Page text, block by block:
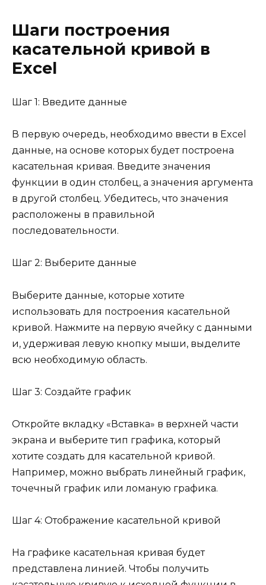
Шаги построения
касательной кривой в
Excel
Шаг 1: Введите данные
В первую очередь, необходимо ввести в Excel
данные, на основе которых будет построена
касательная кривая. Введите значения
функции в один столбец, а значения аргумента
в другой столбец. Убедитесь, что значения
расположены в правильной
последовательности.
Шаг 2: Выберите данные
Выберите данные, которые хотите
использовать для построения касательной
кривой. Нажмите на первую ячейку с данными
и, удерживая левую кнопку мыши, выделите
всю необходимую область.
Шаг 3: Создайте график
Откройте вкладку «Вставка» в верхней части
экрана и выберите тип графика, который
хотите создать для касательной кривой.
Например, можно выбрать линейный график,
точечный график или ломаную графика.
Шаг 4: Отображение касательной кривой
На графике касательная кривая будет
представлена линией. Чтобы получить